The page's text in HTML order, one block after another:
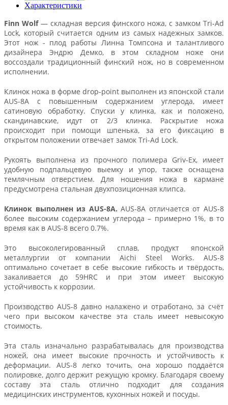
Характеристики
Finn Wolf — складная версия финского ножа, с замком Tri-Ad
Lock, который считается одним из самых надежных замков.
Этот нож - плод работы Линна Томпсона и талантливого
дизайнера Эндрю Демко, в этом складном ноже они
воссоздали традиционный финский нож, но в современном
исполнении.
Клинок ножа в форме drop-point выполнен из японской стали
AUS-8A с повышенным содержанием углерода, имеет
сатиновую обработку. Спуски у клинка, как и положено,
скандинавские, идут от 2/3 клинка. Раскрытие ножа
происходит при помощи шпенька, за его фиксацию в
открытом положении отвечает замок Tri-Ad Lock.
Рукоять выполнена из прочного полимера Griv-Ex, имеет
удобную подпальцевую выемку и упор, также оснащена
темлячным отверстием. Для ношения ножа в кармане
предусмотрена стальная двухпозиционная клипса.
Клинок выполнен из AUS-8A.AUS-8A отличается от AUS-8
более высоким содержанием углерода – примерно 1%, в то
время как в AUS-8 всего 0.7%.
Это высоколегированный сплав, продукт японской
металлургии от компании Aichi Steel Works. AUS-8
оптимально сочетает в себе высокие гибкость и твёрдость,
закаливается до 59HRC и при этом имеет высокую
устойчивость к коррозии.
Производство AUS-8 давно налажено и отработано, за счёт
чего при высоком качестве эта сталь имеет невысокую
стоимость.
Эта сталь изначально разрабатывалась для производства
ножей, она имеет высокие прочность и устойчивость к
деформации. AUS-8 легко точить, она хорошо поддаётся
полировке, долго держит режущую кромку. Благодаря своему
составу эта сталь отлично подходит для создания
медицинских инструментов, кухонных ножей и посуды.